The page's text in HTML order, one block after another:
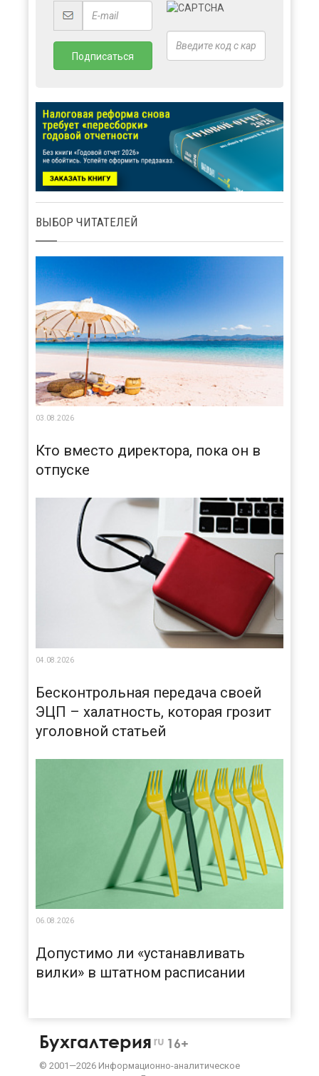
ВЫБОР ЧИТАТЕЛЕЙ
03.08.2026
Кто вместо директора, пока он в
отпуске
04.08.2026
Бесконтрольная передача своей
ЭЦП – халатность, которая грозит
уголовной статьей
06.08.2026
Допустимо ли «устанавливать
вилки» в штатном расписании
Бухгалтерия ru 16+
© 2001—2026 Информационно-аналитическое